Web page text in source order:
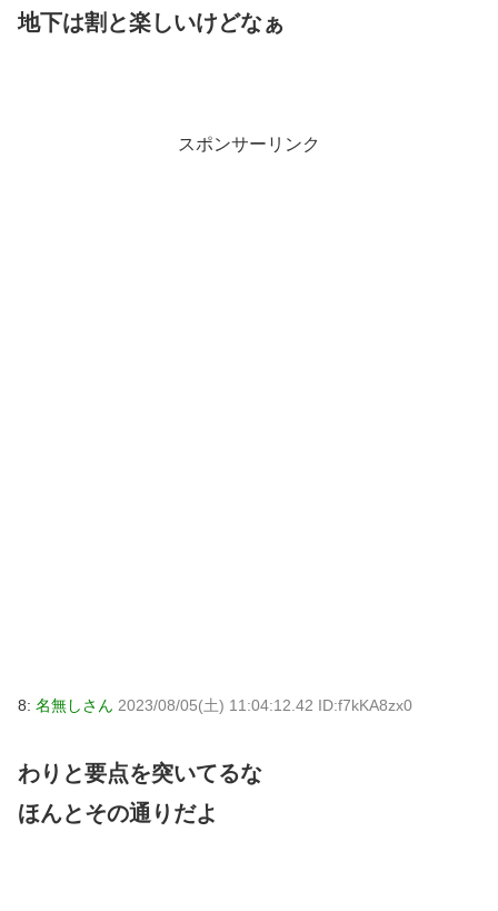
地下は割と楽しいけどなぁ
スポンサーリンク
8: 名無しさん 2023/08/05(土) 11:04:12.42 ID:f7kKA8zx0
わりと要点を突いてるな
ほんとその通りだよ